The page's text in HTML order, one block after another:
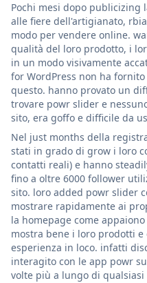
Pochi mesi dopo publicizing
alle fiere dell'artigianato,
modo per vendere online.
qualità del loro prodotto, i
in un modo visivamente
for WordPress non ha
questo. hanno provato un
trovare powr slider e
sito, era goffo e difficile da
Nel just months della
stati in grado di grow i loro
contatti reali) e hanno
fino a oltre 6000 follower
sito. loro added powr slider
mostrare rapidamente ai
la homepage come
mostra bene i loro prodotti
esperienza in loco. infatti
interagito con le app powr
volte più a lungo di